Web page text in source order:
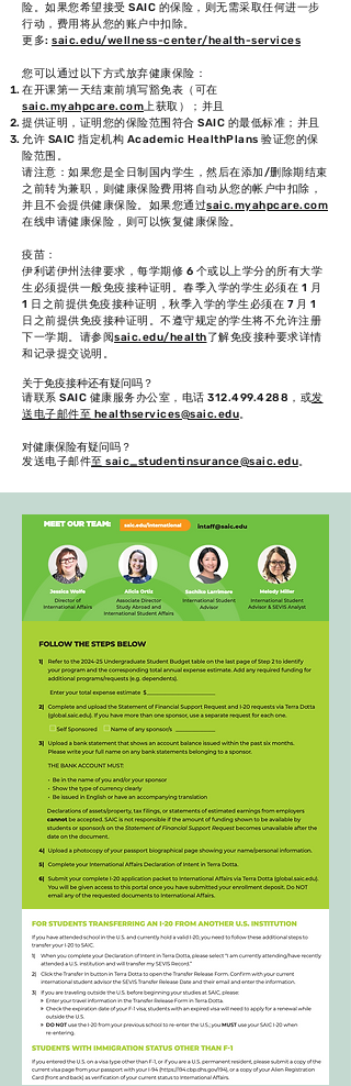
险。 如果您希望接受 SAIC 的保险，则无需采取任何进一步
行动，费用将从您的账户中扣除。
更多: saic.edu/wellness-center/health-services
您可以通过以下方式放弃健康保险：
在开课第一天结束前填写豁免表（可在
saic.myahpcare.com上获取）；并且
提供证明，证明您的保险范围符合 SAIC 的最低标准；并且
允许 SAIC 指定机构 Academic HealthPlans 验证您的保
险范围。
请注意：如果您是全日制国内学生，然后在添加/删除期结束
之前转为兼职，则健康保险费用将自动从您的帐户中扣除，
并且不会提供健康保险。如果您通过saic.myahpcare.com
在线申请健康保险，则可以恢复健康保险。
疫苗：
伊利诺伊州法律要求，每学期修 6 个或以上学分的所有大学
生必须提供一般免疫接种证明。春季入学的学生必须在 1 月
1 日之前提供免疫接种证明，秋季入学的学生必须在 7 月 1
日之前提供免疫接种证明。不遵守规定的学生将不允许注册
下一学期。请参阅saic.edu/health了解免疫接种要求详情
和记录提交说明。
关于免疫接种还有疑问吗？
请联系 SAIC 健康服务办公室，电话 312.499.4288 ，或发
送电子邮件至 healthservices@saic.edu。
对健康保险有疑问吗？
发送电子邮件至 saic_studentinsurance@saic.edu。